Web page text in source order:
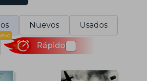
Nuevos Usados
Rápido